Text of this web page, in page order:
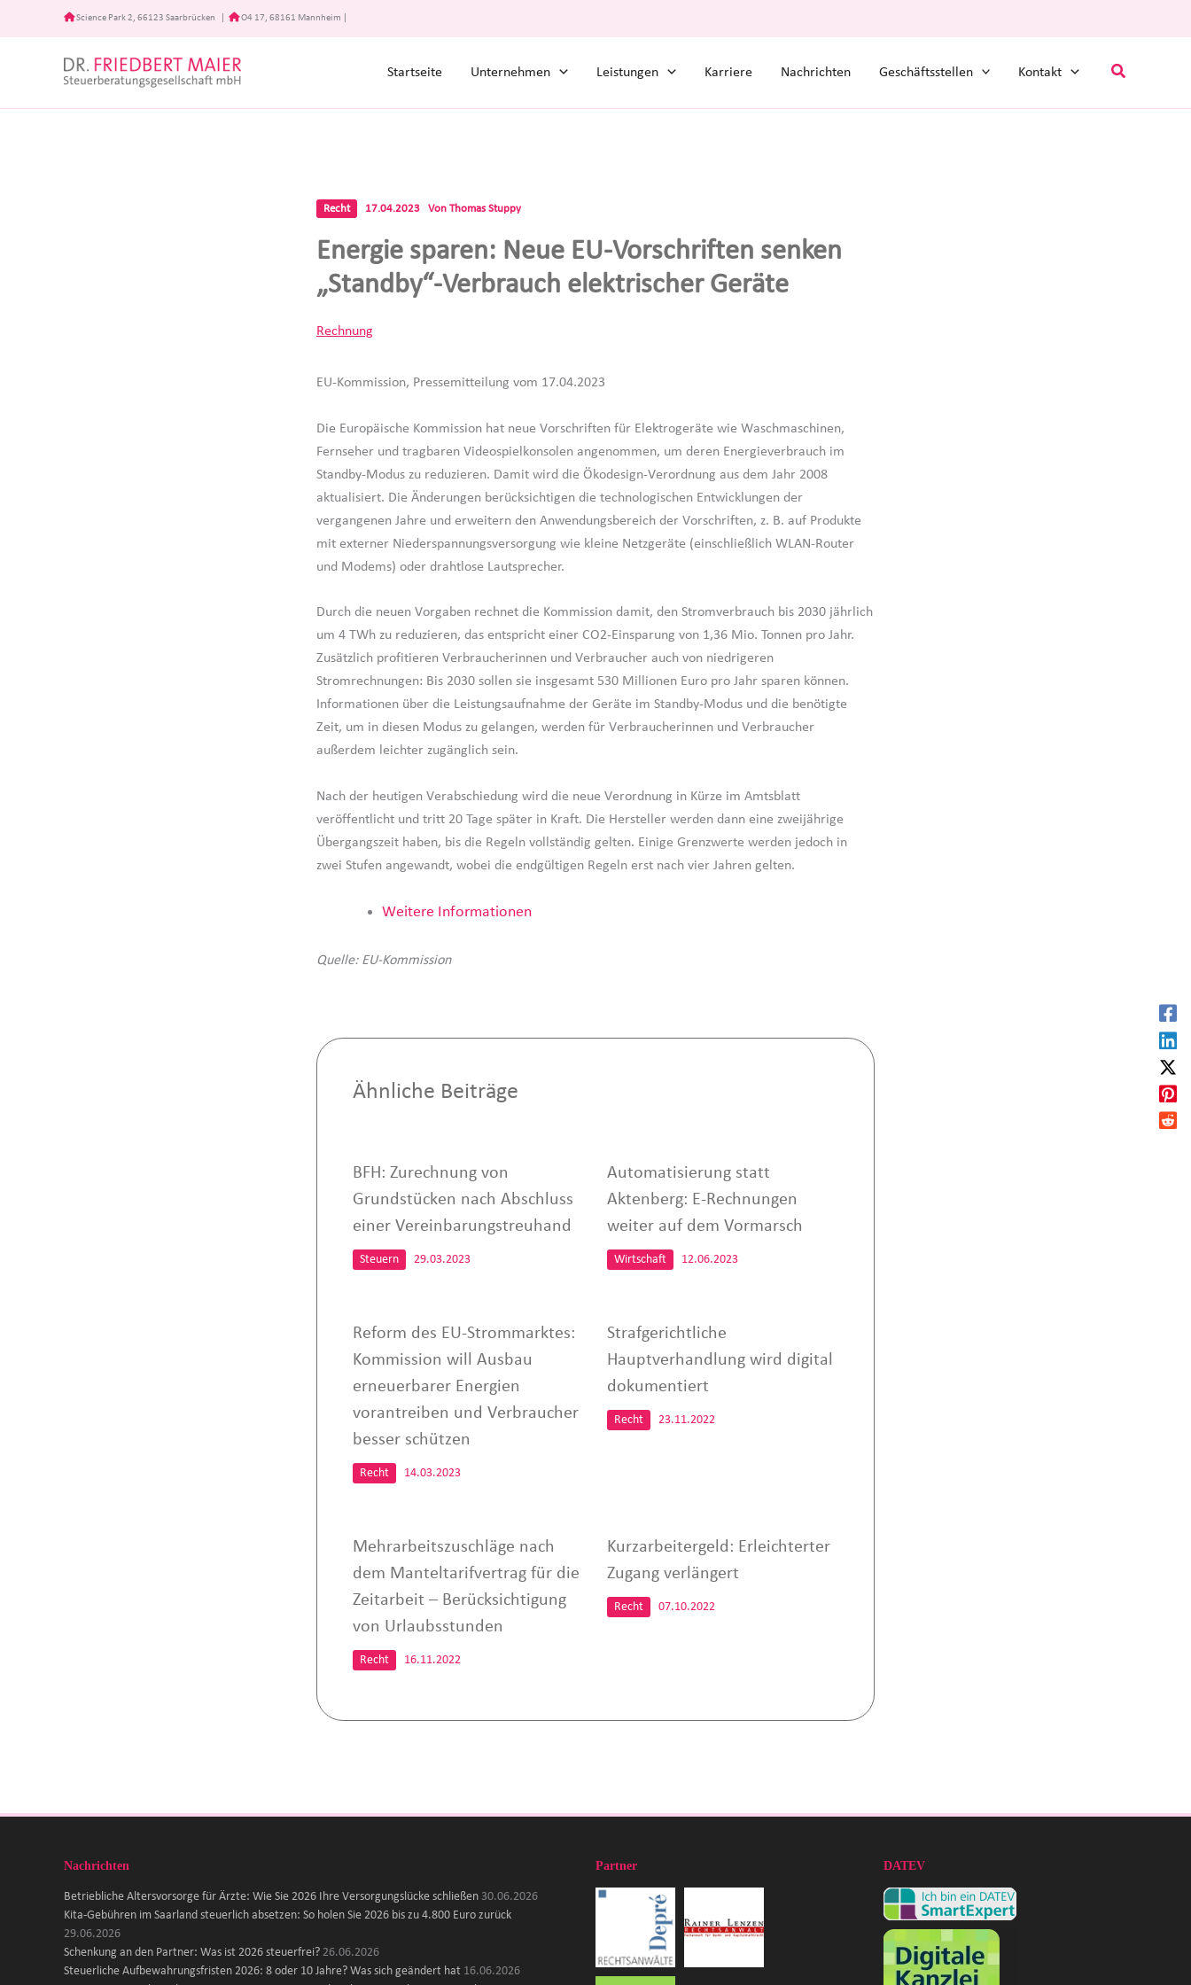
Science Park 2, 66123 Saarbrücken O4 17, 68161 Mannheim
Startseite Unternehmen Leistungen Karriere Nachrichten Geschäftsstellen Kontakt Suchen
Recht 17.04.2023 Von Thomas Stuppy
Energie sparen: Neue EU-Vorschriften senken
„Standby“-Verbrauch elektrischer Geräte
Rechnung
EU-Kommission, Pressemitteilung vom 17.04.2023
Die Europäische Kommission hat neue Vorschriften für Elektrogeräte wie Waschmaschinen,
Fernseher und tragbaren Videospielkonsolen angenommen, um deren Energieverbrauch im
Standby-Modus zu reduzieren. Damit wird die Ökodesign-Verordnung aus dem Jahr 2008
aktualisiert. Die Änderungen berücksichtigen die technologischen Entwicklungen der
vergangenen Jahre und erweitern den Anwendungsbereich der Vorschriften, z. B. auf Produkte
mit externer Niederspannungsversorgung wie kleine Netzgeräte (einschließlich WLAN-Router
und Modems) oder drahtlose Lautsprecher.
Durch die neuen Vorgaben rechnet die Kommission damit, den Stromverbrauch bis 2030 jährlich
um 4 TWh zu reduzieren, das entspricht einer CO2-Einsparung von 1,36 Mio. Tonnen pro Jahr.
Zusätzlich profitieren Verbraucherinnen und Verbraucher auch von niedrigeren
Stromrechnungen: Bis 2030 sollen sie insgesamt 530 Millionen Euro pro Jahr sparen können.
Informationen über die Leistungsaufnahme der Geräte im Standby-Modus und die benötigte
Zeit, um in diesen Modus zu gelangen, werden für Verbraucherinnen und Verbraucher
außerdem leichter zugänglich sein.
Nach der heutigen Verabschiedung wird die neue Verordnung in Kürze im Amtsblatt
veröffentlicht und tritt 20 Tage später in Kraft. Die Hersteller werden dann eine zweijährige
Übergangszeit haben, bis die Regeln vollständig gelten. Einige Grenzwerte werden jedoch in
zwei Stufen angewandt, wobei die endgültigen Regeln erst nach vier Jahren gelten.
Weitere Informationen
Quelle: EU-Kommission
Ähnliche Beiträge
BFH: Zurechnung von
Grundstücken nach Abschluss
einer Vereinbarungstreuhand
Steuern 29.03.2023
Automatisierung statt
Aktenberg: E-Rechnungen
weiter auf dem Vormarsch
Wirtschaft 12.06.2023
Reform des EU-Strommarktes:
Kommission will Ausbau
erneuerbarer Energien
vorantreiben und Verbraucher
besser schützen
Recht 14.03.2023
Strafgerichtliche
Hauptverhandlung wird digital
dokumentiert
Recht 23.11.2022
Mehrarbeitszuschläge nach
dem Manteltarifvertrag für die
Zeitarbeit – Berücksichtigung
von Urlaubsstunden
Recht 16.11.2022
Kurzarbeitergeld: Erleichterter
Zugang verlängert
Recht 07.10.2022
Nachrichten
Betriebliche Altersvorsorge für Ärzte: Wie Sie 2026 Ihre Versorgungslücke schließen 30.06.2026
Kita-Gebühren im Saarland steuerlich absetzen: So holen Sie 2026 bis zu 4.800 Euro zurück
29.06.2026
Schenkung an den Partner: Was ist 2026 steuerfrei? 26.06.2026
Steuerliche Aufbewahrungsfristen 2026: 8 oder 10 Jahre? Was sich geändert hat 16.06.2026
Partner DATEV